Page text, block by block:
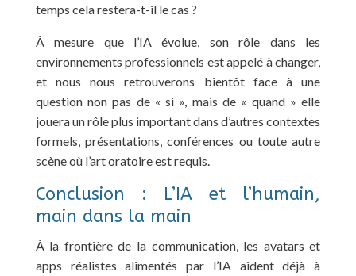
temps cela restera-t-il le cas ?
À mesure que l’IA évolue, son rôle dans les
environnements professionnels est appelé à changer,
et nous nous retrouverons bientôt face à une
question non pas de « si », mais de « quand » elle
jouera un rôle plus important dans d’autres contextes
formels, présentations, conférences ou toute autre
scène où l’art oratoire est requis.
Conclusion : L’IA et l’humain,
main dans la main
À la frontière de la communication, les avatars et
apps réalistes alimentés par l’IA aident déjà à